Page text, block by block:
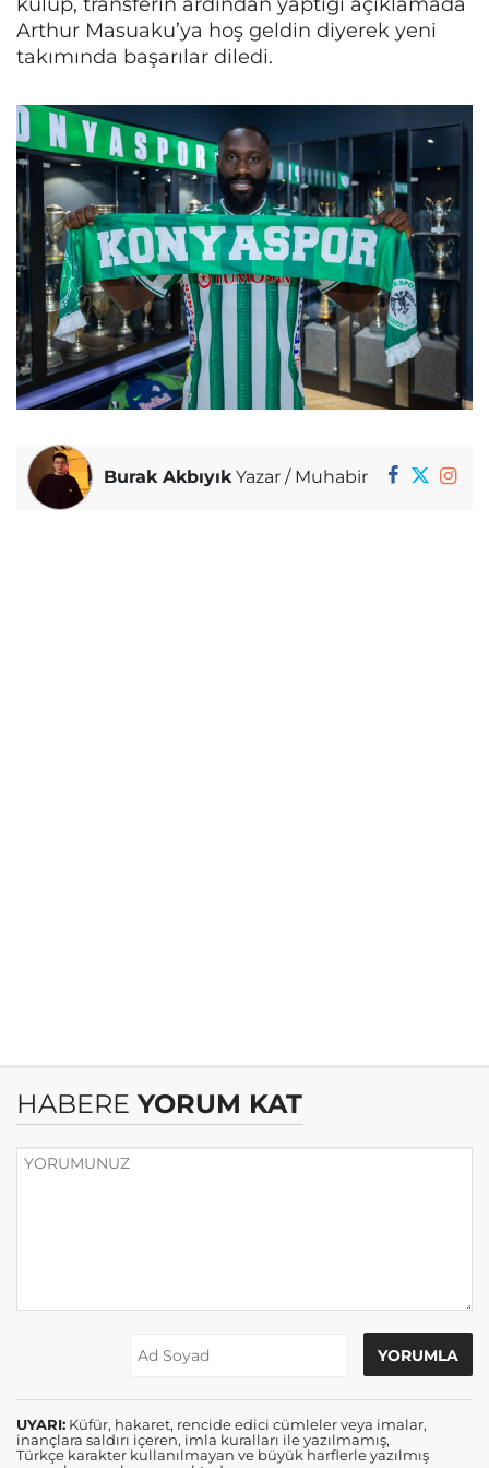
Arthur Masuaku’ya hoş geldin diyerek yeni
takımında başarılar diledi.
Burak Akbıyık Yazar / Muhabir
HABERE YORUM KAT
UYARI: Küfür, hakaret, rencide edici cümleler veya imalar,
inançlara saldırı içeren, imla kuralları ile yazılmamış,
Türkçe karakter kullanılmayan ve büyük harflerle yazılmış